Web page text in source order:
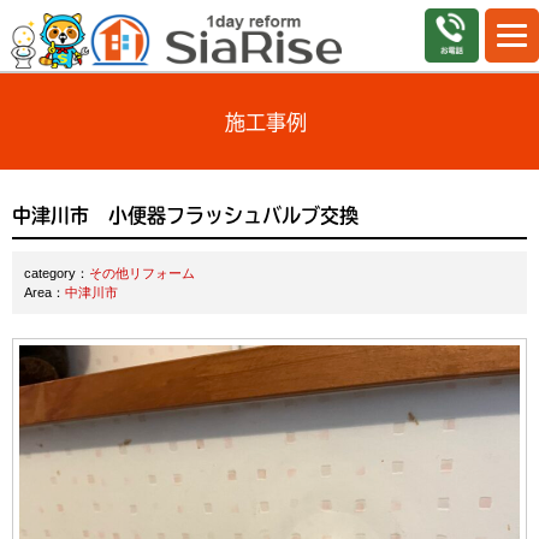
施工事例
中津川市 小便器フラッシュバルブ交換
category： その他リフォーム
Area： 中津川市